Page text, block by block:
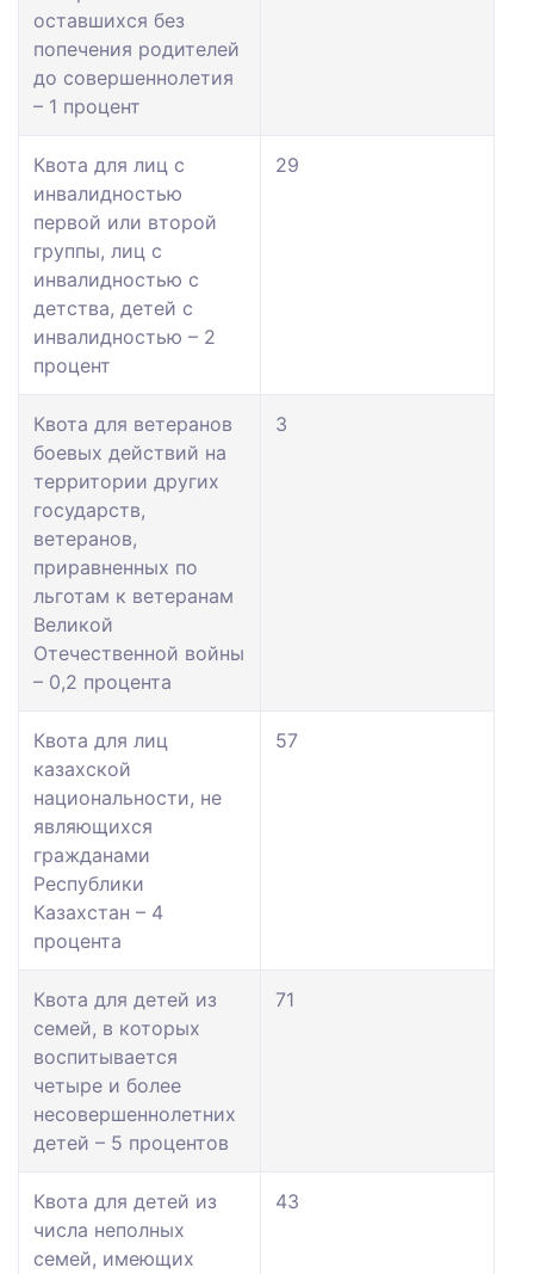
оставшихся без
попечения родителей
до совершеннолетия
– 1 процент
Квота для лиц с
инвалидностью
первой или второй
группы, лиц с
инвалидностью с
детства, детей с
инвалидностью – 2
процент
29
Квота для ветеранов
боевых действий на
территории других
государств,
ветеранов,
приравненных по
льготам к ветеранам
Великой
Отечественной войны
– 0,2 процента
3
Квота для лиц
казахской
национальности, не
являющихся
гражданами
Республики
Казахстан – 4
процента
57
Квота для детей из
семей, в которых
воспитывается
четыре и более
несовершеннолетних
детей – 5 процентов
71
Квота для детей из
числа неполных
семей, имеющих
43